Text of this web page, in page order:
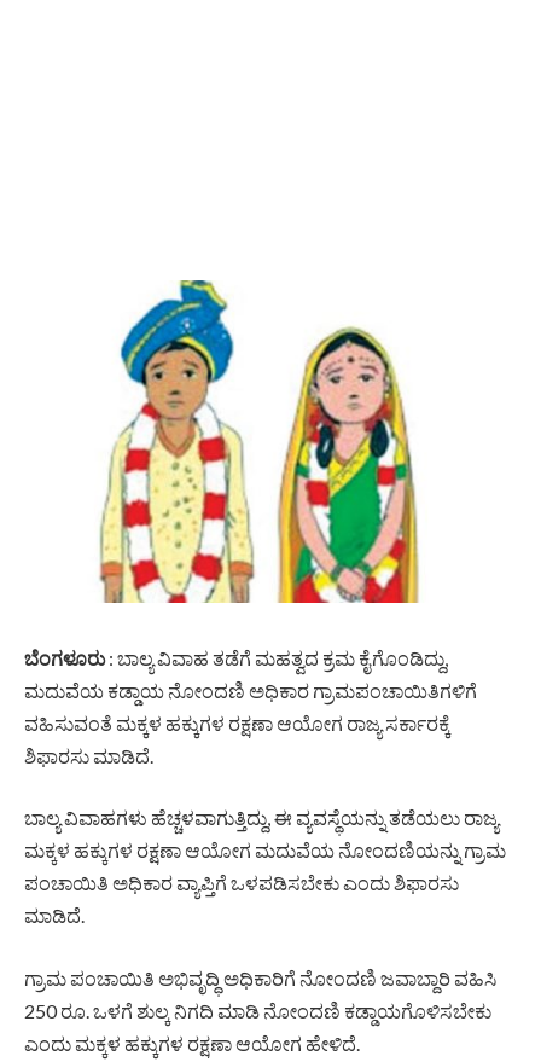
ಬೆಂಗಳೂರು: ಬಾಲ್ಯ ವಿವಾಹ ತಡೆಗೆ ಮಹತ್ವದ ಕ್ರಮ ಕೈಗೊಂಡಿದ್ದು,
ಮದುವೆಯ ಕಡ್ಡಾಯ ನೋಂದಣಿ ಅಧಿಕಾರ ಗ್ರಾಮಪಂಚಾಯಿತಿಗಳಿಗೆ
ವಹಿಸುವಂತೆ ಮಕ್ಕಳ ಹಕ್ಕುಗಳ ರಕ್ಷಣಾ ಆಯೋಗ ರಾಜ್ಯ ಸರ್ಕಾರಕ್ಕೆ
ಶಿಫಾರಸು ಮಾಡಿದೆ.
ಬಾಲ್ಯ ವಿವಾಹಗಳು ಹೆಚ್ಚಳವಾಗುತ್ತಿದ್ದು, ಈ ವ್ಯವಸ್ಥೆಯನ್ನು ತಡೆಯಲು ರಾಜ್ಯ
ಮಕ್ಕಳ ಹಕ್ಕುಗಳ ರಕ್ಷಣಾ ಆಯೋಗ ಮದುವೆಯ ನೋಂದಣಿಯನ್ನು ಗ್ರಾಮ
ಪಂಚಾಯಿತಿ ಅಧಿಕಾರ ವ್ಯಾಪ್ತಿಗೆ ಒಳಪಡಿಸಬೇಕು ಎಂದು ಶಿಫಾರಸು
ಮಾಡಿದೆ.
ಗ್ರಾಮ ಪಂಚಾಯಿತಿ ಅಭಿವೃದ್ಧಿ ಅಧಿಕಾರಿಗೆ ನೋಂದಣಿ ಜವಾಬ್ದಾರಿ ವಹಿಸಿ
250 ರೂ. ಒಳಗೆ ಶುಲ್ಕ ನಿಗದಿ ಮಾಡಿ ನೋಂದಣಿ ಕಡ್ಡಾಯಗೊಳಿಸಬೇಕು
ಎಂದು ಮಕ್ಕಳ ಹಕ್ಕುಗಳ ರಕ್ಷಣಾ ಆಯೋಗ ಹೇಳಿದೆ.